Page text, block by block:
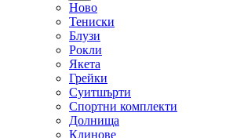
Ново
Тениски
Блузи
Рокли
Якета
Грейки
Суитшърти
Спортни комплекти
Долнища
Клинове